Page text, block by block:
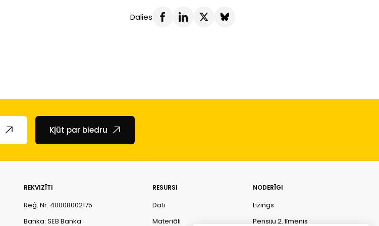
Dalies
Kļūt par biedru
REKVIZĪTI
Reģ. Nr. 40008002175
Banka: SEB Banka
RESURSI
Dati
Materiāli
NODERĪGI
Līzings
Pensiju 2. līmenis